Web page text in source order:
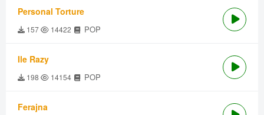
Personal Torture
157 14422 POP
Ile Razy
198 14154 POP
Ferajna